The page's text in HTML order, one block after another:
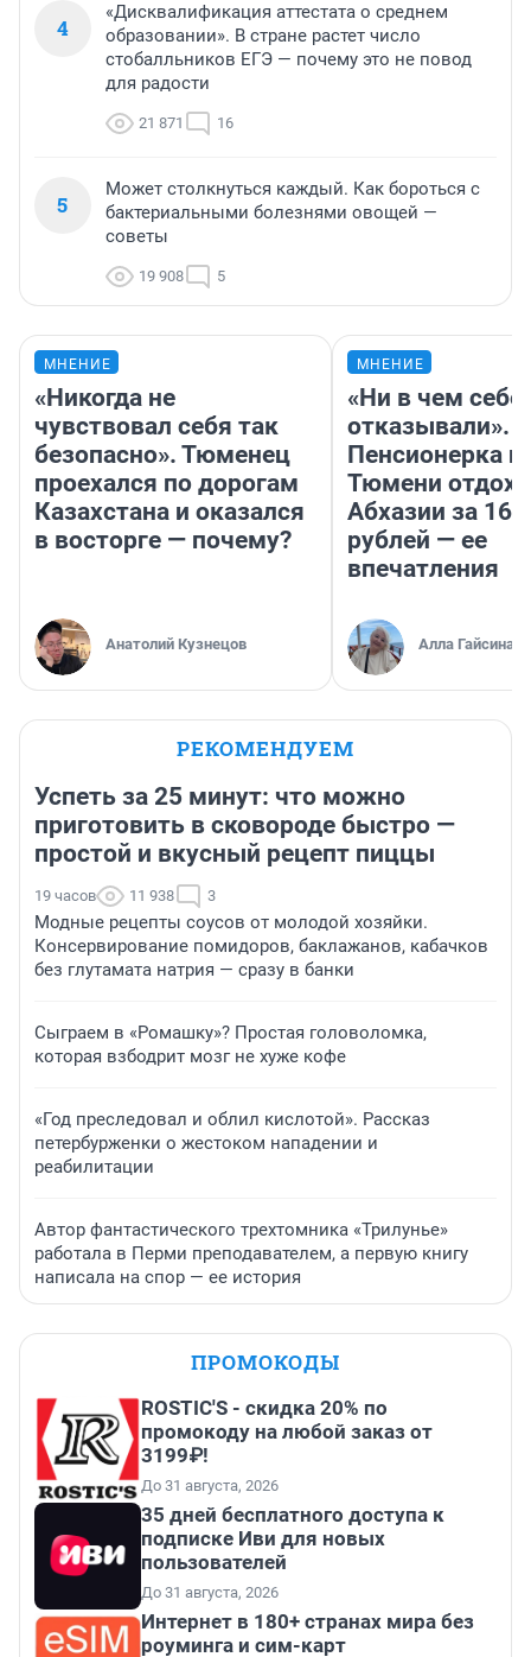
4
«Дисквалификация аттестата о среднем
образовании». В стране растет число
стобалльников ЕГЭ — почему это не повод
для радости
21 871 16
5
Может столкнуться каждый. Как бороться с
бактериальными болезнями овощей —
советы
19 908 5
МНЕНИЕ
«Никогда не
чувствовал себя так
безопасно». Тюменец
проехался по дорогам
Казахстана и оказался
в восторге — почему?
Анатолий Кузнецов
МНЕНИЕ
«Ни в чем себе
отказывали».
Пенсионерка
Тюмени
Абхазии за
рублей — ее
впечатления
Алла Гайсина
РЕКОМЕНДУЕМ
Успеть за 25 минут: что можно
приготовить в сковороде быстро —
простой и вкусный рецепт пиццы
19 часов 11 938 3
Модные рецепты соусов от молодой хозяйки.
Консервирование помидоров, баклажанов, кабачков
без глутамата натрия — сразу в банки
Сыграем в «Ромашку»? Простая головоломка,
которая взбодрит мозг не хуже кофе
«Год преследовал и облил кислотой». Рассказ
петербурженки о жестоком нападении и
реабилитации
Автор фантастического трехтомника «Трилунье»
работала в Перми преподавателем, а первую книгу
написала на спор — ее история
ПРОМОКОДЫ
ROSTIC'S - скидка 20% по
промокоду на любой заказ от
3199₽!
До 31 августа, 2026
35 дней бесплатного доступа к
подписке Иви для новых
пользователей
До 31 августа, 2026
Интернет в 180+ странах мира без
роуминга и сим-карт